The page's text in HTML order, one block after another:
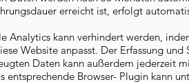
erreicht ist, erfolgt
Analytics kann verhindert werden,
Website anpasst. Der Erfassung und
Daten kann außerdem jederzeit
entsprechende Browser- Plugin kann